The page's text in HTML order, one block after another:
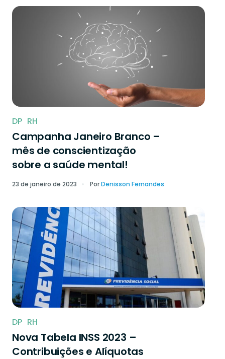
DP RH
Campanha Janeiro Branco –
mês de conscientização
sobre a saúde mental!
23 de janeiro de 2023 PorDenisson Fernandes
DP RH
Nova Tabela INSS 2023 –
Contribuições e Alíquotas